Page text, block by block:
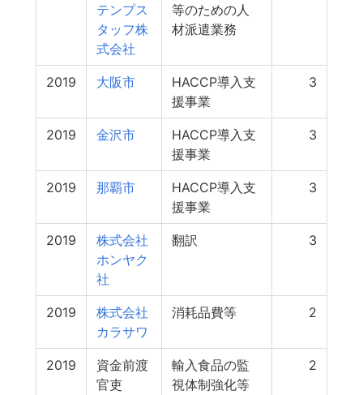
テンプス
タッフ株
式会社
等のための人
材派遣業務
2019 大阪市
HACCP導入支
援事業
3
2019 金沢市
HACCP導入支
援事業
3
2019 那覇市
HACCP導入支
援事業
3
2019
株式会社
ホンヤク
社
翻訳 3
2019
株式会社
カラサワ
消耗品費等 2
2019
資金前渡
官吏
輸入食品の監
視体制強化等
2